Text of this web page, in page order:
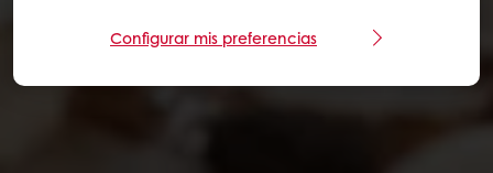
Configurar mis preferencias